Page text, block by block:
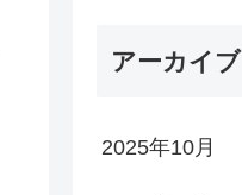
アーカイブ
2025年10月